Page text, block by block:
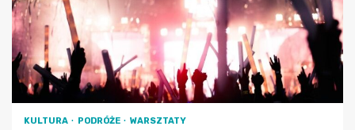
KULTURA PODRÓŻE WARSZTATY